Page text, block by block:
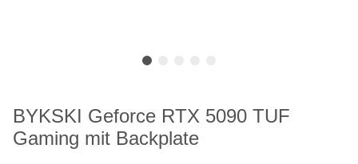
BYKSKI Geforce RTX 5090 TUF
Gaming mit Backplate